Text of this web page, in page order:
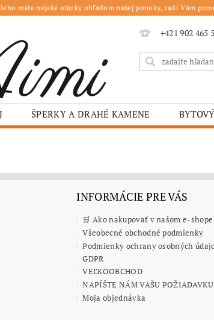
máte nejaké otázky ohľadom našej ponuky, radi Vám
+421 902 465
ŠPERKY A DRAHÉ KAMENE
ŠKOLY A VEREJNÉ ZARIADENIA
INFORMÁCIE PRE VÁS
🛒 Ako nakupovať v našom e-shope
Všeobecné obchodné podmienky
Podmienky ochrany osobných
GDPR
VEĽKOOBCHOD
NAPÍŠTE NÁM VAŠU
Moja objednávka